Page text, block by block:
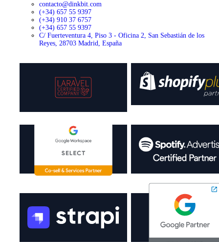
contacto@dinkbit.com
(+34) 657 55 9397
(+34) 910 37 6757
(+34) 657 55 9397
C/ Fuerteventura 4, Piso 3 - Oficina 2, San Sebastián de los
Reyes, 28703 Madrid, España